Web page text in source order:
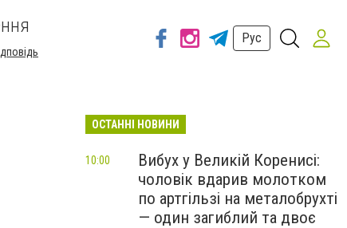
Рус
ОСТАННІ НОВИНИ
Вибух у Великій Коренисі:
чоловік вдарив молотком
по артгільзі на металобрухті
— один загиблий та двоє
10:00